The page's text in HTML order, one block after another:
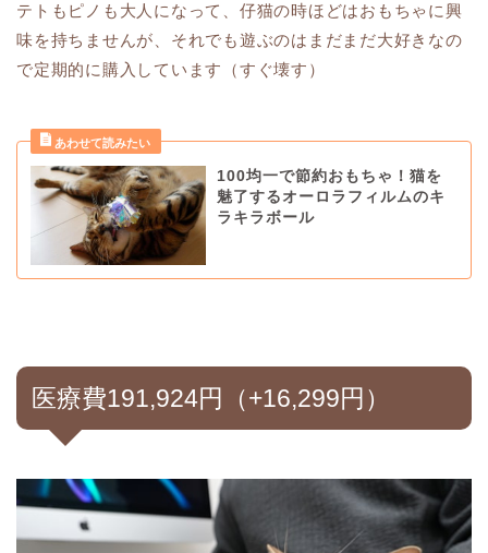
テトもピノも大人になって、仔猫の時ほどはおもちゃに興
味を持ちませんが、それでも遊ぶのはまだまだ大好きなの
で定期的に購入しています（すぐ壊す）
100均一で節約おもちゃ！猫を
魅了するオーロラフィルムのキ
ラキラボール
医療費191,924円（+16,299円）